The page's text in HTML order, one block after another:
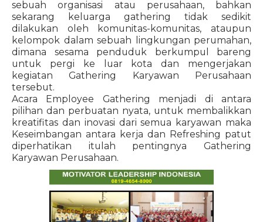
sebuah organisasi atau perusahaan, bahkan
sekarang keluarga gathering tidak sedikit
dilakukan oleh komunitas-komunitas, ataupun
kelompok dalam sebuah lingkungan perumahan,
dimana sesama penduduk berkumpul bareng
untuk pergi ke luar kota dan mengerjakan
kegiatan Gathering Karyawan Perusahaan
tersebut.
Acara Employee Gathering menjadi di antara
pilihan dan perbuatan nyata, untuk membalikkan
kreatifitas dan inovasi dari semua karyawan maka
Keseimbangan antara kerja dan Refreshing patut
diperhatikan itulah pentingnya Gathering
Karyawan Perusahaan.